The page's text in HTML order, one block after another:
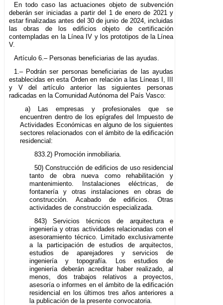
En todo caso las actuaciones objeto de subvención
deberán ser iniciadas a partir del 1 de enero de 2021 y
estar finalizadas antes del 30 de junio de 2024, incluidas
las obras de los edificios objeto de certificación
contempladas en la Línea IV y los prototipos de la Línea
V.
Artículo 6.– Personas beneficiarias de las ayudas.
1.– Podrán ser personas beneficiarias de las ayudas
establecidas en esta Orden en relación a las Líneas I, III
y V del artículo anterior las siguientes personas
radicadas en la Comunidad Autónoma del País Vasco:
a) Las empresas y profesionales que se
encuentren dentro de los epígrafes del Impuesto de
Actividades Económicas en alguno de los siguientes
sectores relacionados con el ámbito de la edificación
residencial:
833.2) Promoción inmobiliaria.
50) Construcción de edificios de uso residencial
tanto de obra nueva como rehabilitación y
mantenimiento. Instalaciones eléctricas, de
fontanería y otras instalaciones en obras de
construcción. Acabado de edificios. Otras
actividades de construcción especializada.
843) Servicios técnicos de arquitectura e
ingeniería y otras actividades relacionadas con el
asesoramiento técnico. Limitado exclusivamente
a la participación de estudios de arquitectos,
estudios de aparejadores y servicios de
ingeniería y topografía. Los estudios de
ingeniería deberán acreditar haber realizado, al
menos, dos trabajos relativos a proyectos,
asesoría o informes en el ámbito de la edificación
residencial en los últimos tres años anteriores a
la publicación de la presente convocatoria.